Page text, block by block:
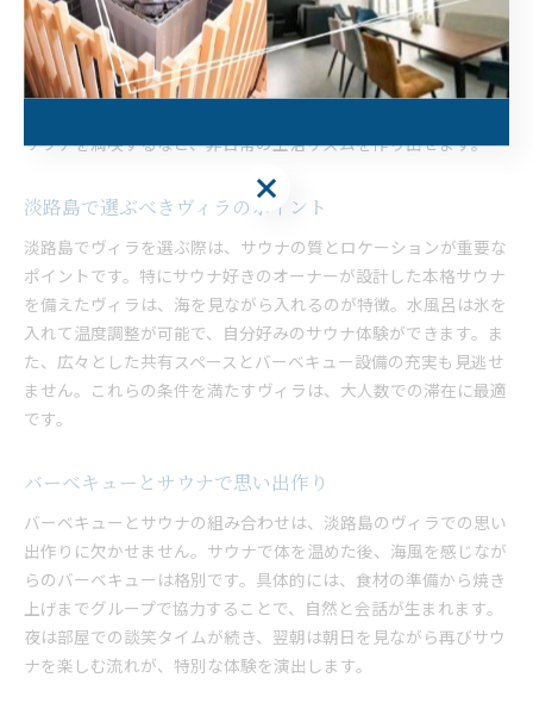
します。兵庫県淡路島のヴィラでは、時間の制約なくサウナやバ
ーベキューを楽しめるため、計画的かつリラックスした滞在が可
能です。具体的には、サウナで温まり、バーベキューで食事を楽
サウナを満喫するなど、非日常の生活リズムを作り出せます。
淡路島で選ぶべきヴィラのポイント
淡路島でヴィラを選ぶ際は、サウナの質とロケーションが重要な
ポイントです。特にサウナ好きのオーナーが設計した本格サウナ
を備えたヴィラは、海を見ながら入れるのが特徴。水風呂は氷を
入れて温度調整が可能で、自分好みのサウナ体験ができます。ま
た、広々とした共有スペースとバーベキュー設備の充実も見逃せ
ません。これらの条件を満たすヴィラは、大人数での滞在に最適
です。
バーベキューとサウナで思い出作り
バーベキューとサウナの組み合わせは、淡路島のヴィラでの思い
出作りに欠かせません。サウナで体を温めた後、海風を感じなが
らのバーベキューは格別です。具体的には、食材の準備から焼き
上げまでグループで協力することで、自然と会話が生まれます。
夜は部屋での談笑タイムが続き、翌朝は朝日を見ながら再びサウ
ナを楽しむ流れが、特別な体験を演出します。